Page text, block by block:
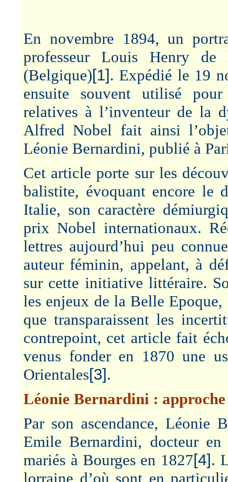
En novembre 1894, un
professeur Louis Henry de
(Belgique)[1] . Expédié le 19
ensuite souvent utilisé
relatives à l’inventeur de la
Alfred Nobel fait ainsi
Léonie Bernardini, publié à
Cet article porte sur les
balistite, évoquant encore le
Italie, son caractère
prix Nobel internationaux.
lettres aujourd’hui peu
auteur féminin, appelant, à
sur cette initiative littéraire.
les enjeux de la Belle
que transparaissent les
contrepoint, cet article fait
venus fonder en 1870 une
Orientales[3] .
Léonie Bernardini : approche
Par son ascendance, Léonie
Emile Bernardini, docteur en
mariés à Bourges en 1827[4] .
lorraine d’où sont en